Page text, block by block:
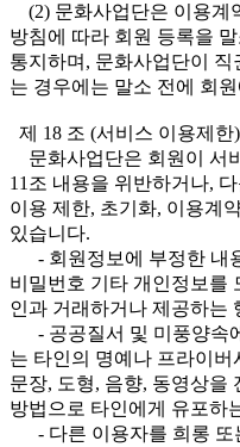
(2) 문화사업단은 이용계
방침에 따라 회원 등록을
통지하며, 문화사업단이
는 경우에는 말소 전에 회
제 18 조 (서비스 이용제한)
문화사업단은 회원이 서
11조 내용을 위반하거나,
이용 제한, 초기화, 이용계
있습니다.
- 회원정보에 부정한 내
비밀번호 기타 개인정보를
인과 거래하거나 제공하는
- 공공질서 및 미풍양속
는 타인의 명예나 프라이
문장, 도형, 음향, 동영상을
방법으로 타인에게 유포하
- 다른 이용자를 희롱 또